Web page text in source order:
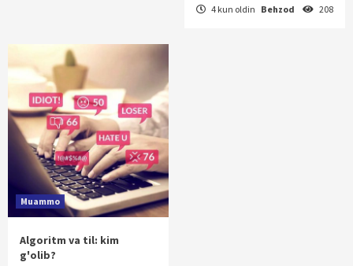
4 kun oldin Behzod 208
Muammo
Algoritm va til: kim
g'olib?